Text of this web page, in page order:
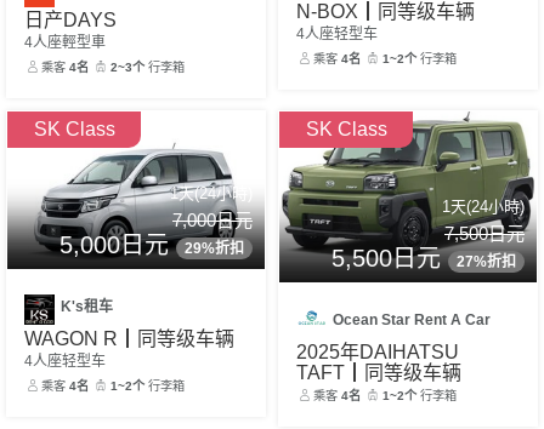
日产DAYS
4人座輕型車
乘客4名 2~3个行李箱
N-BOX┃同等级车辆
4人座轻型车
乘客4名 1~2个行李箱
SK Class
1天(24小時)
7,000日元
5,000日元 29%折扣
K's租车
WAGON R┃同等级车辆
4人座轻型车
乘客4名 1~2个行李箱
SK Class
1天(24小時)
7,500日元
5,500日元 27%折扣
Ocean Star Rent A Car
2025年DAIHATSU
TAFT┃同等级车辆
乘客4名 1~2个行李箱